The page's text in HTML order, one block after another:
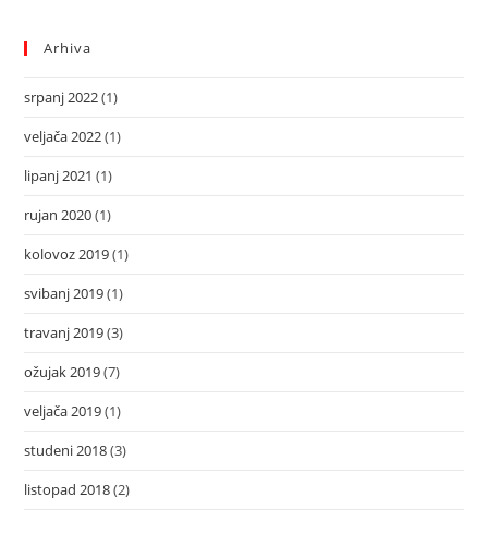
Arhiva
srpanj 2022(1)
veljača 2022(1)
lipanj 2021 (1)
rujan 2020(1)
kolovoz 2019(1)
svibanj 2019(1)
travanj 2019(3)
ožujak 2019(7)
veljača 2019(1)
studeni 2018(3)
listopad 2018(2)